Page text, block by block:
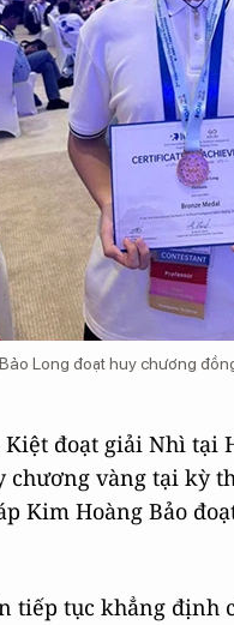
Long đoạt huy chương
đoạt giải Nhì tại
chương vàng tại kỳ
Kim Hoàng Bảo
tiếp tục khẳng định